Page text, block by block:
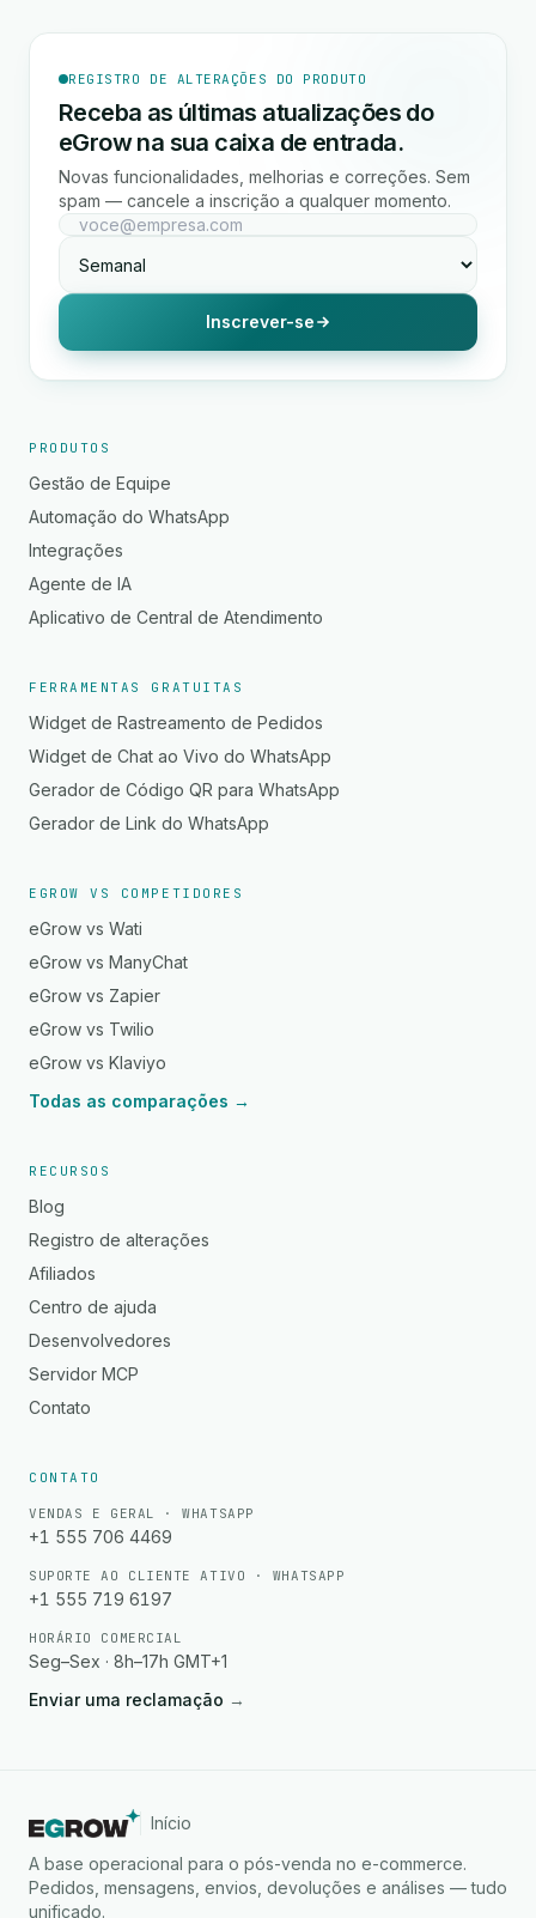
REGISTRO DE ALTERAÇÕES DO PRODUTO
Receba as últimas atualizações do
eGrow na sua caixa de entrada.
Novas funcionalidades, melhorias e correções. Sem
spam — cancele a inscrição a qualquer momento.
Inscrever-se
PRODUTOS
Gestão de Equipe
Automação do WhatsApp
Integrações
Agente de IA
Aplicativo de Central de Atendimento
FERRAMENTAS GRATUITAS
Widget de Rastreamento de Pedidos
Widget de Chat ao Vivo do WhatsApp
Gerador de Código QR para WhatsApp
Gerador de Link do WhatsApp
EGROW VS COMPETIDORES
eGrow vs Wati
eGrow vs ManyChat
eGrow vs Zapier
eGrow vs Twilio
eGrow vs Klaviyo
Todas as comparações →
RECURSOS
Blog
Registro de alterações
Afiliados
Centro de ajuda
Desenvolvedores
Servidor MCP
Contato
CONTATO
VENDAS E GERAL · WHATSAPP
+1 555 706 4469
SUPORTE AO CLIENTE ATIVO · WHATSAPP
+1 555 719 6197
HORÁRIO COMERCIAL
Seg–Sex · 8h–17h GMT+1
Enviar uma reclamação →
Início
A base operacional para o pós-venda no e-commerce.
Pedidos, mensagens, envios, devoluções e análises — tudo
unificado.